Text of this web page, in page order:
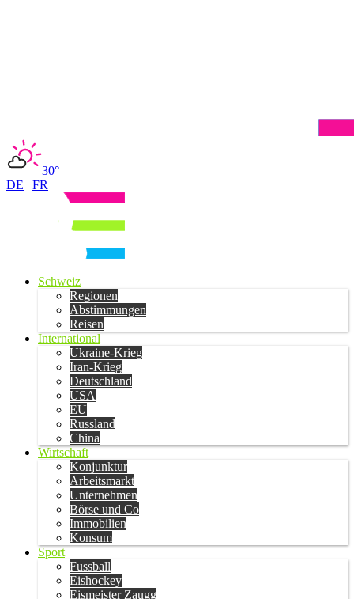
30°
DE | FR
Schweiz
Regionen
Abstimmungen
Reisen
International
Ukraine-Krieg
Iran-Krieg
Deutschland
USA
EU
Russland
China
Wirtschaft
Konjunktur
Arbeitsmarkt
Unternehmen
Börse und Co
Immobilien
Konsum
Sport
Fussball
Eishockey
Eismeister Zaugg